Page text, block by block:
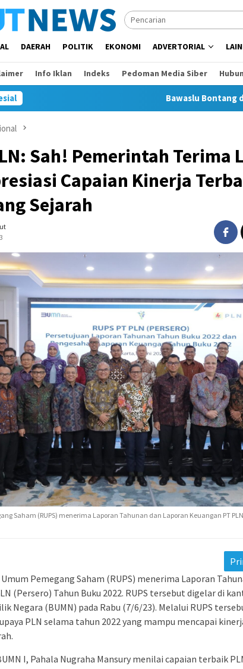
DAERAH POLITIK EKONOMI ADVERTORIAL
Info Iklan Indeks Pedoman Media Siber
Bawaslu Bontang dan JMSI
Sah! Pemerintah Terima
Capaian Kinerja
Sejarah
Saham (RUPS) menerima Laporan Tahunan dan Laporan Keuangan PT
Pemegang Saham (RUPS) menerima Laporan
(Persero) Tahun Buku 2022. RUPS tersebut digelar di
Negara (BUMN) pada Rabu (7/6/23). Melalui RUPS
PLN selama tahun 2022 yang mampu mencapai
I, Pahala Nugraha Mansury menilai capaian terbaik